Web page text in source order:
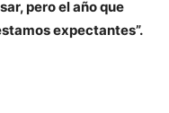
pero el año que
expectantes”.